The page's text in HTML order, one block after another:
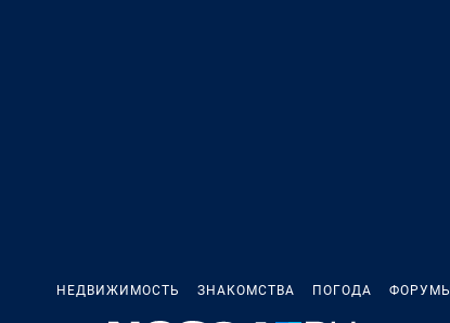
НЕДВИЖИМОСТЬ ЗНАКОМСТВА ПОГОДА ФОРУМЫ